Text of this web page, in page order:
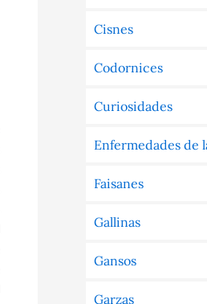
Cisnes
Codornices
Curiosidades
Enfermedades de
Faisanes
Gallinas
Gansos
Garzas